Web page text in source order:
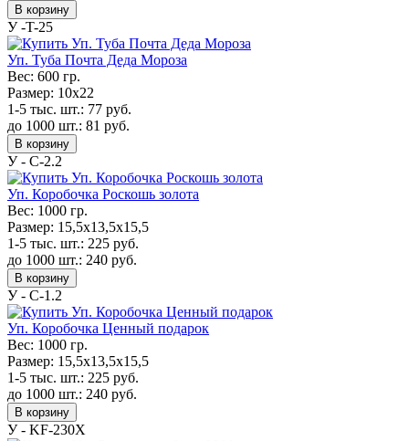
В корзину
У -T-25
Уп. Туба Почта Деда Мороза
Вес: 600 гр.
Размер: 10x22
1-5 тыс. шт.: 77 руб.
до 1000 шт.: 81 руб.
В корзину
У - С-2.2
Уп. Коробочка Роскошь золота
Вес: 1000 гр.
Размер: 15,5х13,5х15,5
1-5 тыс. шт.: 225 руб.
до 1000 шт.: 240 руб.
В корзину
У - С-1.2
Уп. Коробочка Ценный подарок
Вес: 1000 гр.
Размер: 15,5х13,5х15,5
1-5 тыс. шт.: 225 руб.
до 1000 шт.: 240 руб.
В корзину
У - KF-230Х